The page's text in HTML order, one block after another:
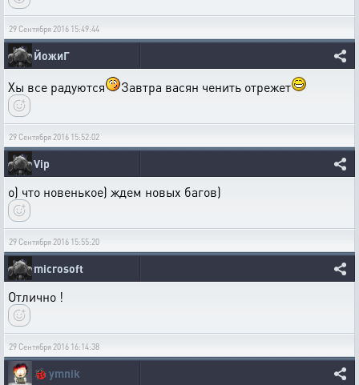
29 Сентября 2016 15:49:44
ЙожиГ
Хы все радуются Завтра васян ченить отрежет
29 Сентября 2016 15:52:02
Vip
о) что новенькое) ждем новых багов)
29 Сентября 2016 15:55:20
microsoft
Отлично !
29 Сентября 2016 16:14:38
🐞 ymnik